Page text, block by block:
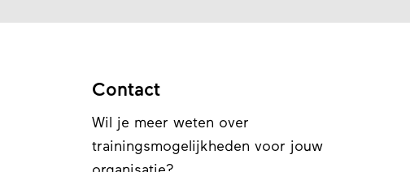
Contact
Wil je meer weten over
trainingsmogelijkheden voor jouw